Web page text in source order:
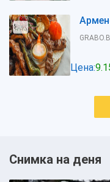
Цена:
Снимка на деня